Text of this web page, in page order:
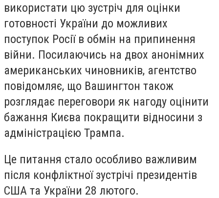
використати цю зустріч для оцінки
готовності України до можливих
поступок Росії в обмін на припинення
війни. Посилаючись на двох анонімних
американських чиновників, агентство
повідомляє, що Вашингтон також
розглядає переговори як нагоду оцінити
бажання Києва покращити відносини з
адміністрацією Трампа.
Це питання стало особливо важливим
після конфліктної зустрічі президентів
США та України 28 лютого.